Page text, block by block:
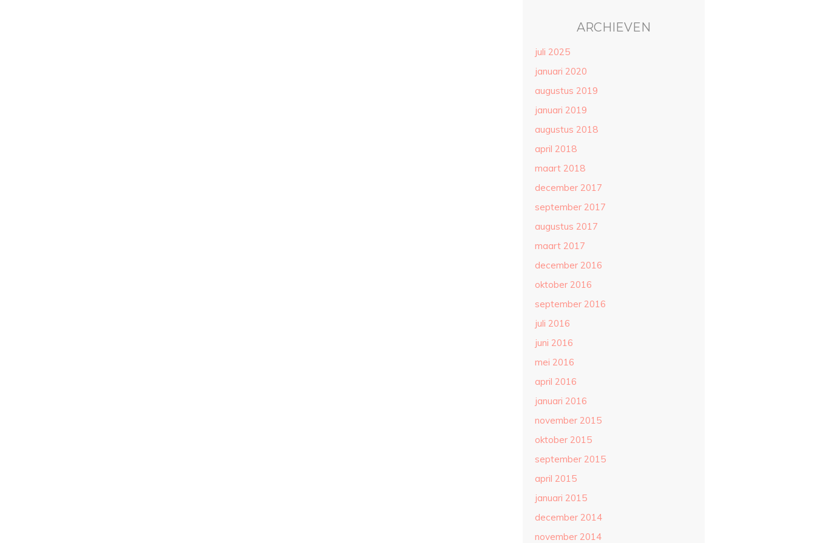
ARCHIEVEN
juli 2025
januari 2020
augustus 2019
januari 2019
augustus 2018
april 2018
maart 2018
december 2017
september 2017
augustus 2017
maart 2017
december 2016
oktober 2016
september 2016
juli 2016
juni 2016
mei 2016
april 2016
januari 2016
november 2015
oktober 2015
september 2015
april 2015
januari 2015
december 2014
november 2014